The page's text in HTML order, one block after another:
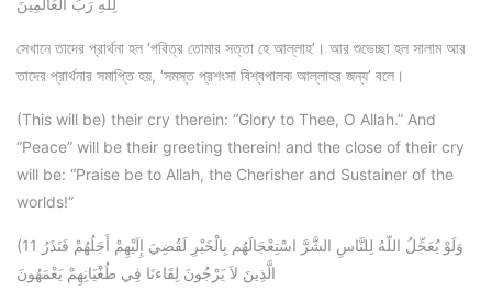
সেখানে তাদের প্রার্থনা হল ‘পবিত্র তোমার সত্তা হে আল্লাহ’। আর শুভেচ্ছা হল সালাম আর
তাদের প্রার্থনার সমাপ্তি হয়, ‘সমস্ত প্রশংসা বিশ্বপালক আল্লাহর জন্য’ বলে।
(This will be) their cry therein: “Glory to Thee, O Allah.” And
“Peace” will be their greeting therein! and the close of their cry
will be: “Praise be to Allah, the Cherisher and Sustainer of the
worlds!”
(11 وَلَوْ يُعَجِّلُ اللّهُ لِلنَّاسِ الشَّرَّ اسْتِعْجَالَهُم بِالْخَيْرِ لَقُضِيَ إِلَيْهِمْ أَجَلُهُمْ فَنَذَرُ
الَّذِينَ لاَ يَرْجُونَ لِقَاءنَا فِي طُغْيَانِهِمْ يَعْمَهُونَ